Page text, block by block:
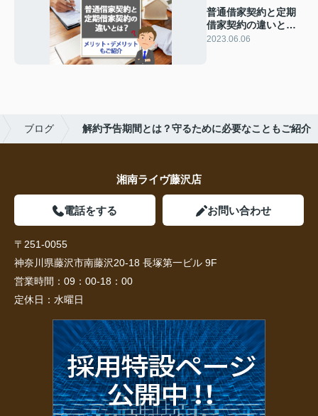
普通借家契約と定期
借家契約の違いと
は？メリット・デメ
2023.06.06
ブログ 解約予告期間とは？守るために必要なこともご紹介
湘南ライヴ藤沢店
電話をする お問い合わせ
〒251-0055
神奈川県藤沢市南藤沢20-18 長塚第一ビル 9F
営業時間： 09：00-18：00
定休日： 水曜日